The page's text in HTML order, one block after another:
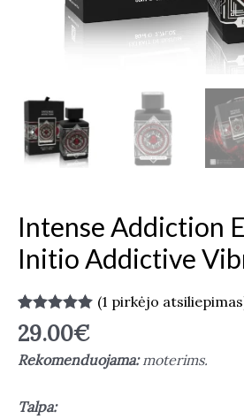
Intense Addiction
Initio Addictive
Įvertinimas:
5.00iš 5
(viso
įvertinimų:
1
)
(1 pirkėjo
29.00€
Rekomenduojama:moterims.
Talpa: